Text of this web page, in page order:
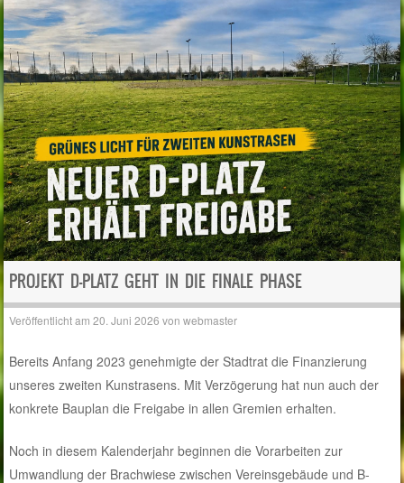
PROJEKT D-PLATZ GEHT IN DIE FINALE PHASE
Veröffentlicht am20. Juni 2026 vonwebmaster
Bereits Anfang 2023 genehmigte der Stadtrat die Finanzierung
unseres zweiten Kunstrasens. Mit Verzögerung hat nun auch der
konkrete Bauplan die Freigabe in allen Gremien erhalten.
Noch in diesem Kalenderjahr beginnen die Vorarbeiten zur
Umwandlung der Brachwiese zwischen Vereinsgebäude und B-